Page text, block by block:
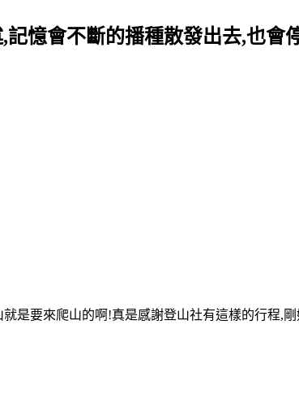
憶會不斷的播種散發出去,也會
是要來爬山的啊!真是感謝登山社有這樣的行程,